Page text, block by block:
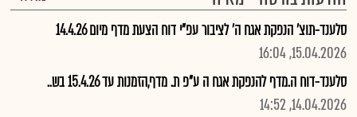
סלענד-תוצ' הנפקת אגח ה' לציבור עפ"י דוח הצעת מדף מיום 14.4.26
15.04.2026, 16:04
סלענד-דוח ה.מדף להנפקת אגח ה ע"פ ת. מדף,הזמנות עד 15.4.26 בש..
14.04.2026, 14:52